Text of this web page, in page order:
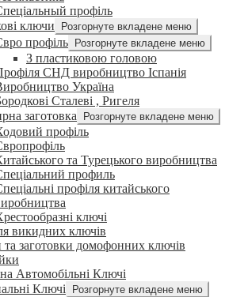
профіль
ключи
Розгорнуте вкладене меню
профіль Розгорнуте вкладене меню
З пластиковою головою
СНД виробництво Іспанія
Україна
Сталеві , Ригеля
заготовка
Розгорнуте вкладене меню
профіль
та Турецького виробництва
профиль
профіля китайського
ключі
викидних ключів
та заготовки домофонних ключів
Автомобільні Ключі
Ключі
Розгорнуте вкладене меню